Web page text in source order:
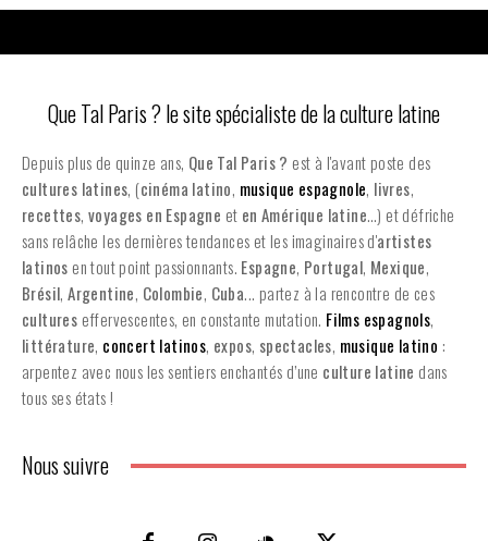
Que Tal Paris ? le site spécialiste de la culture latine
Depuis plus de quinze ans, Que Tal Paris ? est à l'avant poste des
cultures latines, (cinéma latino, musique espagnole, livres,
recettes,voyages en Espagne et en Amérique latine…) et défriche
sans relâche les dernières tendances et les imaginaires d'artistes
latinos en tout point passionnants. Espagne, Portugal, Mexique,
Brésil,Argentine, Colombie, Cuba... partez à la rencontre de ces
cultures effervescentes, en constante mutation. Films espagnols,
littérature, concert latinos, expos, spectacles, musique latino :
arpentez avec nous les sentiers enchantés d’une culture latine dans
tous ses états !
Nous suivre